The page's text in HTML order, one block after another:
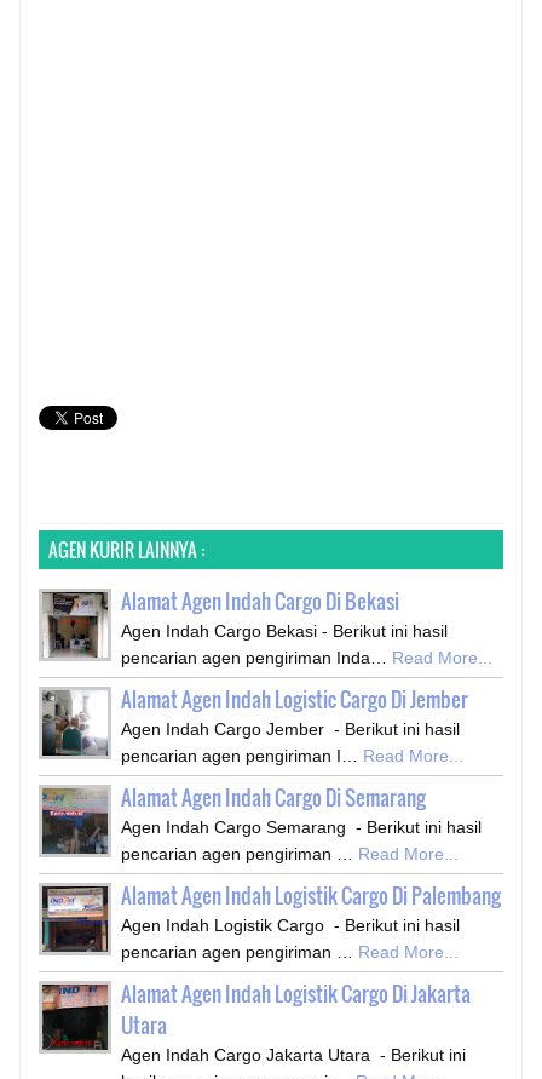
AGEN KURIR LAINNYA :
Alamat Agen Indah Cargo Di Bekasi
Agen Indah Cargo Bekasi - Berikut ini hasil
pencarian agen pengiriman Inda…
Read More...
Alamat Agen Indah Logistic Cargo Di Jember
Agen Indah Cargo Jember - Berikut ini hasil
pencarian agen pengiriman I…
Read More...
Alamat Agen Indah Cargo Di Semarang
Agen Indah Cargo Semarang - Berikut ini hasil
pencarian agen pengiriman …
Read More...
Alamat Agen Indah Logistik Cargo Di Palembang
Agen Indah Logistik Cargo - Berikut ini hasil
pencarian agen pengiriman …
Read More...
Alamat Agen Indah Logistik Cargo Di Jakarta
Utara
Agen Indah Cargo Jakarta Utara - Berikut ini